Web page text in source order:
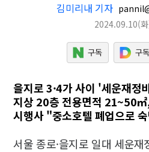
김미리내 기자
2024.09.10(
을지로 3·4가 사이 '세운재정
지상 20층 전용면적 21~50
시행사 "중소호텔 폐업으로
서울 종로·을지로 일대 세운